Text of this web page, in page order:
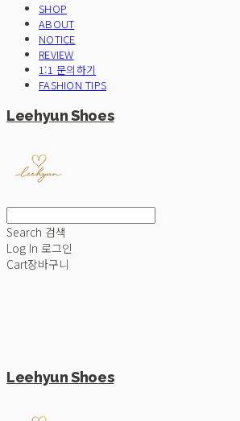
SHOP
ABOUT
NOTICE
REVIEW
1:1 문의하기
FASHION TIPS
Leehyun Shoes
Search 검색
Log In 로그인
Cart장바구니
Leehyun Shoes